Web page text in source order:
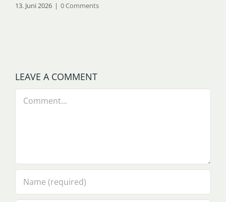
13. Juni 2026 | 0 Comments
LEAVE A COMMENT
Comment